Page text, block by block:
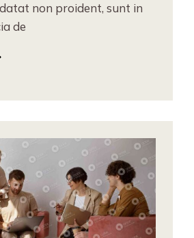
non proident, sunt in
de